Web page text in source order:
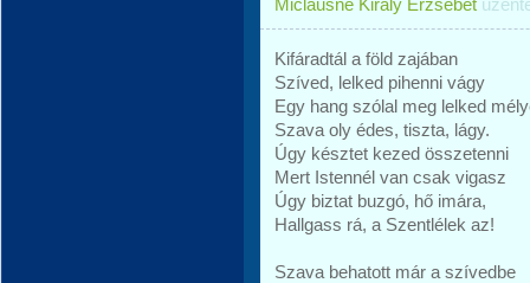
Miclausné Király Erzsébet
Kifáradtál a föld zajában
Szíved, lelked pihenni vágy
Egy hang szólal meg lelked
Szava oly édes, tiszta, lágy.
Úgy késztet kezed összetenni
Mert Istennél van csak vigasz
Úgy biztat buzgó, hő imára,
Hallgass rá, a Szentlélek az!
Szava behatott már a szívedbe